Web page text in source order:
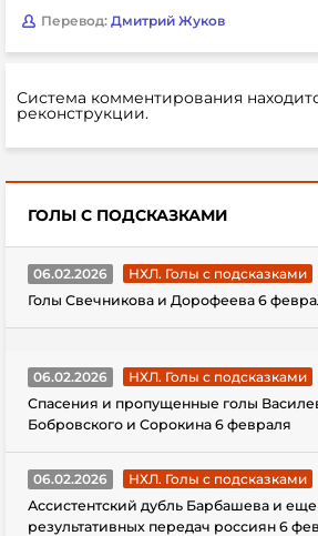
Перевод: Дмитрий Жуков
Система комментирования
реконструкции.
ГОЛЫ С ПОДСКАЗКАМИ
06.02.2026
НХЛ. Голы с подсказками
Голы Свечникова и Дорофеева 6
06.02.2026
НХЛ. Голы с подсказками
Спасения и пропущенные голы
Бобровского и Сорокина 6 февраля
06.02.2026
НХЛ. Голы с подсказками
Ассистентский дубль Барбашева и еще
результативных передач россиян 6